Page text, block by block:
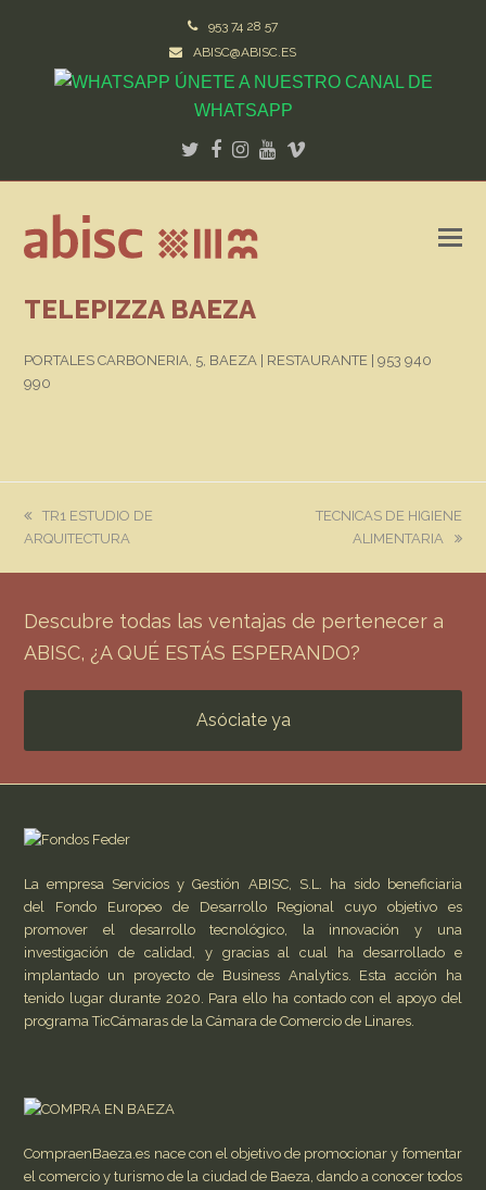
953 74 28 57
ABISC@ABISC.ES
ÚNETE A NUESTRO CANAL DE
WHATSAPP
Twitter
Facebook
Instagram
Youtube
Vimeo
TELEPIZZA BAEZA
PORTALES CARBONERIA, 5, BAEZA | RESTAURANTE | 953 940
990
previous
post:
TR1 ESTUDIO DE
ARQUITECTURA
next
TECNICAS DE HIGIENE
ALIMENTARIA
Descubre todas las ventajas de pertenecer a
ABISC, ¿A QUÉ ESTÁS ESPERANDO?
Asóciate ya
La empresa Servicios y Gestión ABISC, S.L. ha sido beneficiaria
del Fondo Europeo de Desarrollo Regional cuyo objetivo es
promover el desarrollo tecnológico, la innovación y una
investigación de calidad, y gracias al cual ha desarrollado e
implantado un proyecto de Business Analytics. Esta acción ha
tenido lugar durante 2020. Para ello ha contado con el apoyo del
programa TicCámaras de la Cámara de Comercio de Linares.
CompraenBaeza.es nace con el objetivo de promocionar y fomentar
el comercio y turismo de la ciudad de Baeza, dando a conocer todos